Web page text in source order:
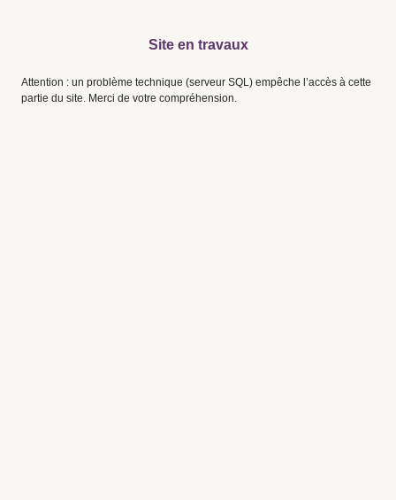
Site en travaux
Attention : un problème technique (serveur SQL) empêche l’accès à cette
partie du site. Merci de votre compréhension.